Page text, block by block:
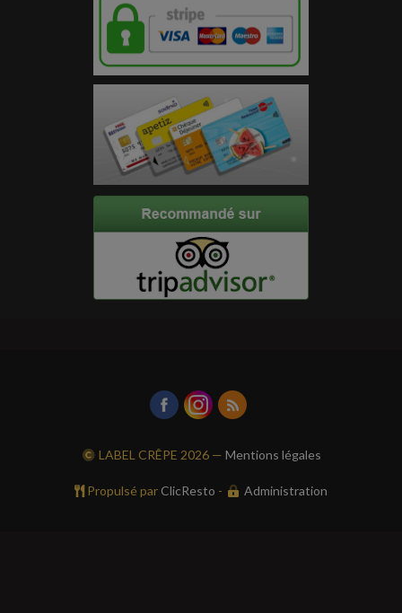
LABEL CRÊPE 2026 —Mentions légales
Propulsé par ClicResto - Administration